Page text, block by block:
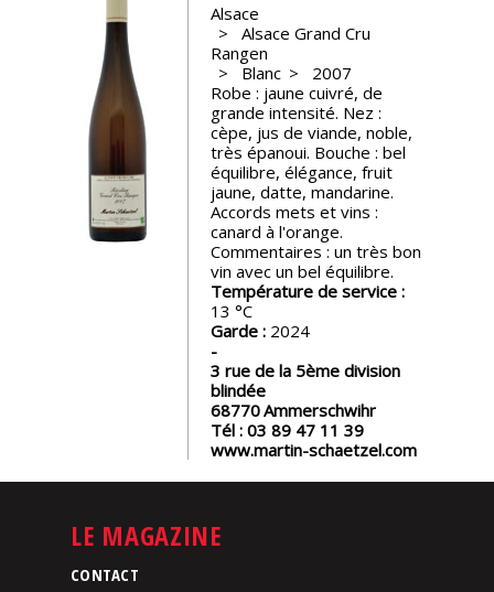
Reportages
Nos
événements
Spiritueux
Notes
Revue
Alsace
Alsace Grand Cru
Rangen
Blanc
2007
Robe : jaune cuivré, de
grande intensité. Nez :
cèpe, jus de viande, noble,
très épanoui. Bouche : bel
équilibre, élégance, fruit
jaune, datte, mandarine.
Accords mets et vins :
canard à l'orange.
Commentaires : un très bon
vin avec un bel équilibre.
Température de service :
13
Garde : 2024
3 rue de la 5ème division
blindée
68770Ammerschwihr
Tél : 03 89 47 11 39
www.martin-schaetzel.com
LE MAGAZINE
CONTACT